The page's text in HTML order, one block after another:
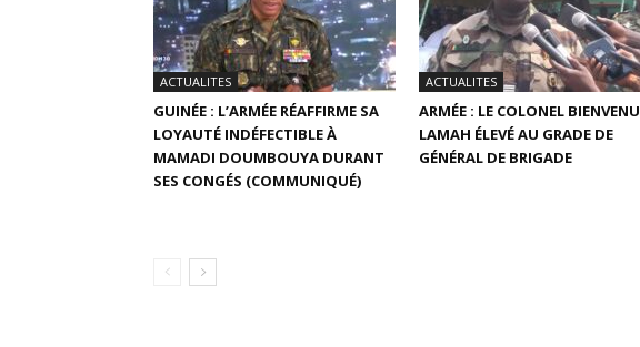
ACTUALITES
GUINÉE : L’ARMÉE RÉAFFIRME SA
LOYAUTÉ INDÉFECTIBLE À
MAMADI DOUMBOUYA DURANT
SES CONGÉS (COMMUNIQUÉ)
ACTUALITES
ARMÉE : LE COLONEL BIENVENU
LAMAH ÉLEVÉ AU GRADE DE
GÉNÉRAL DE BRIGADE